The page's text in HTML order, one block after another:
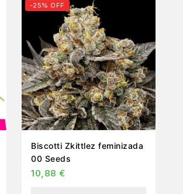
-25% OFF
Biscotti Zkittlez feminizada
00 Seeds
10,88 €